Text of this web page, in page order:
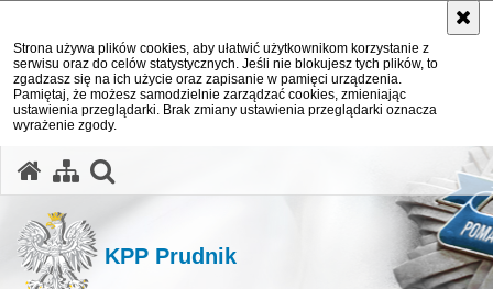
Strona używa plików cookies, aby ułatwić użytkownikom korzystanie z
serwisu oraz do celów statystycznych. Jeśli nie blokujesz tych plików, to
zgadzasz się na ich użycie oraz zapisanie w pamięci urządzenia.
Pamiętaj, że możesz samodzielnie zarządzać cookies, zmieniając
ustawienia przeglądarki. Brak zmiany ustawienia przeglądarki oznacza
wyrażenie zgody.
KPP Prudnik